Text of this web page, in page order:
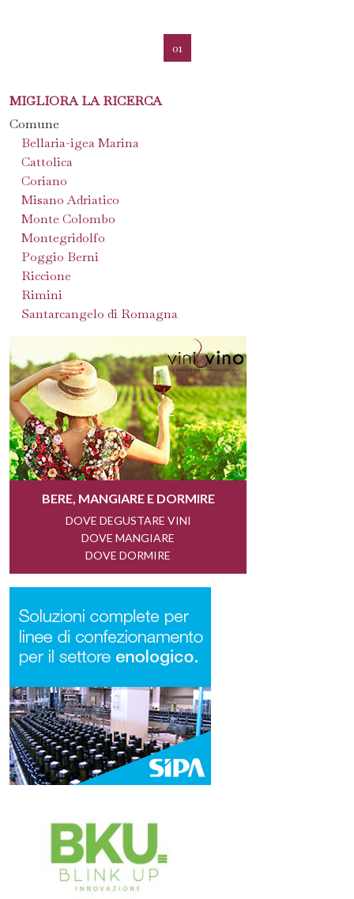
01
MIGLIORA LA RICERCA
Comune
Bellaria-igea Marina
Cattolica
Coriano
Misano Adriatico
Monte Colombo
Montegridolfo
Poggio Berni
Riccione
Rimini
Santarcangelo di Romagna